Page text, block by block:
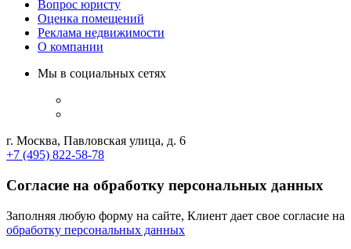
Вопрос юристу
Оценка помещений
Реклама недвижимости
О компании
Мы в социальных сетях
г. Москва, Павловская улица, д. 6
+7 (495) 822-58-78
Согласие на обработку персональных данных
Заполняя любую форму на сайте, Клиент дает свое согласие на
обработку персональных данных